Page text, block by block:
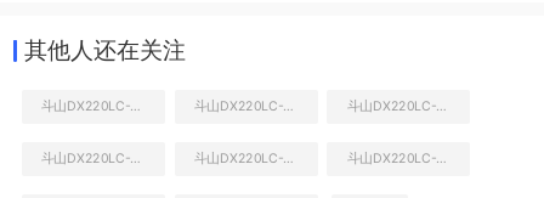
液压泵舱室正面整体
其他人还在关注